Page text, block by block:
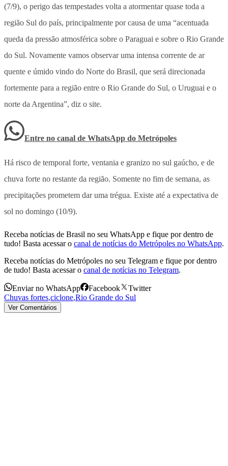
(7/9), o perigo das tempestades volta a atormentar quase toda a
região Sul do país, principalmente por causa de uma “acentuada
queda da pressão atmosférica sobre o Paraguai e sobre o Rio Grande
do Sul. Novamente vamos observar uma intensa corrente de ar
quente e úmido vindo do Norte do Brasil, que será direcionada
fortemente para a região entre o Rio Grande do Sul, o Uruguai e o
norte da Argentina”, diz o site.
Entre no canal de WhatsApp do Metrópoles
Há risco de temporal forte, ventania e granizo no sul gaúcho, e de
chuva forte no restante da região. Somente no fim de semana, as
precipitações prometem dar uma trégua. Existe até a expectativa de
sol no domingo (10/9).
Receba notícias de Brasil no seu WhatsApp e fique por dentro de
tudo! Basta acessar o canal de notícias do Metrópoles no WhatsApp.
Receba notícias do Metrópoles no seu Telegram e fique por dentro
de tudo! Basta acessar o canal de notícias no Telegram.
Enviar no WhatsApp Facebook
Twitter
Chuvas fortes,ciclone,Rio Grande do Sul
Ver Comentários